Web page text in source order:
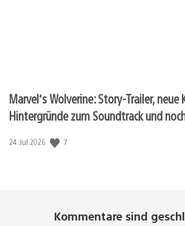
Marvel‘s Wolverine: Story-Trailer, neue
Hintergründe zum Soundtrack und
Veröffentlichungsdatum:
24. Jul 2026 7
Kommentare sind